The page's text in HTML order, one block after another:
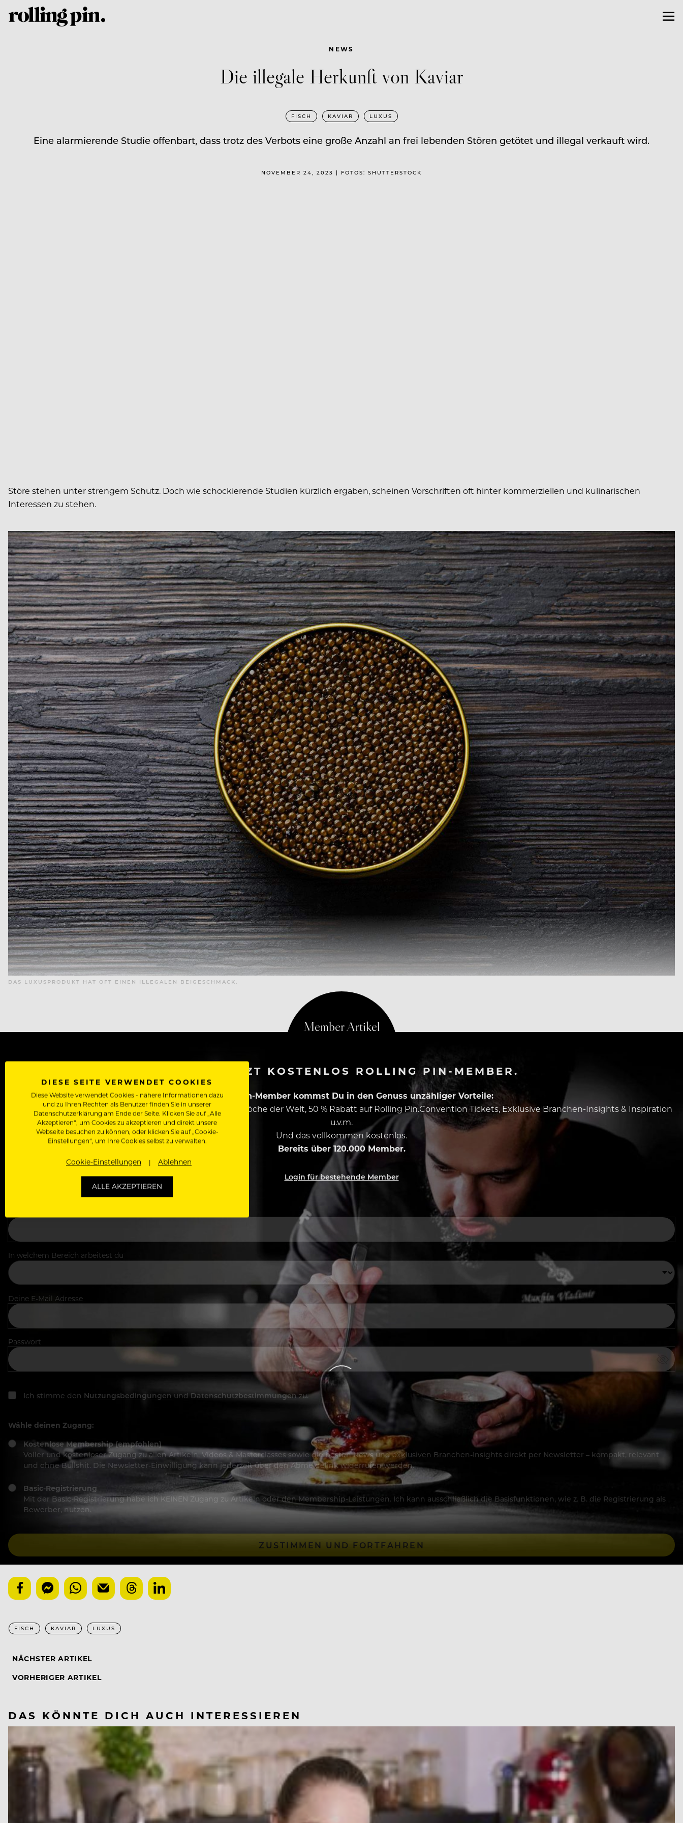
NEWS
Die illegale Herkunft von Kaviar
FISCH KAVIAR LUXUS
Eine alarmierende Studie offenbart, dass trotz des Verbots eine große Anzahl an frei lebenden Stören getötet und illegal verkauft wird.
NOVEMBER 24, 2023 | FOTOS: SHUTTERSTOCK
Störe stehen unter strengem Schutz. Doch wie schockierende Studien kürzlich ergaben, scheinen Vorschriften oft hinter kommerziellen und kulinarischen
Interessen zu stehen.
DAS LUXUSPRODUKT HAT OFT EINEN ILLEGALEN BEIGESCHMACK.
WERDE JETZT KOSTENLOS ROLLING PIN-MEMBER.
Als Rolling Pin-Member kommst Du in den Genuss unzähliger Vorteile:
Zugriff auf alle Artikel, Videos & Masterclasses der besten Köche der Welt, 50 % Rabatt auf Rolling Pin.Convention Tickets, Exklusive Branchen-Insights & Inspiration
u.v.m.
Und das vollkommen kostenlos.
Bereits über 120.000 Member.
Login für bestehende Member
In welchem Bereich arbeitest du
Deine E-Mail Adresse
Passwort
Ich stimme den Nutzungsbedingungen und Datenschutzbestimmungenzu.
Wähle deinen Zugang:
Kostenlose Membership (empfohlen)
Voller und kostenloser Zugang zu allen Artikeln, Videos & Masterclasses sowie die besten News und exklusiven Branchen-Insights direkt per Newsletter – kompakt, relevant
und ohne Bullshit. Die Newsletter-Einwilligung kann jederzeit über den Abmeldelink widerrufen werden.
Basic-Registrierung
Mit der Basic-Registrierung habe ich KEINEN Zugang zu Artikeln oder den Membership-Leistungen. Ich kann ausschließlich die Basisfunktionen, wie z. B. die Registrierung als
Bewerber, nutzen.
ZUSTIMMEN UND FORTFAHREN
FISCH KAVIAR LUXUS
NÄCHSTER ARTIKEL
VORHERIGER ARTIKEL
DAS KÖNNTE DICH AUCH INTERESSIEREN
DIESE SEITE VERWENDET COOKIES
Diese Website verwendet Cookies - nähere Informationen dazu
und zu Ihren Rechten als Benutzer finden Sie in unserer
Datenschutzerklärung am Ende der Seite. Klicken Sie auf „Alle
Akzeptieren“, um Cookies zu akzeptieren und direkt unsere
Webseite besuchen zu können, oder klicken Sie auf „Cookie-
Einstellungen“, um Ihre Cookies selbst zu verwalten.
Cookie-Einstellungen Ablehnen
ALLE AKZEPTIEREN